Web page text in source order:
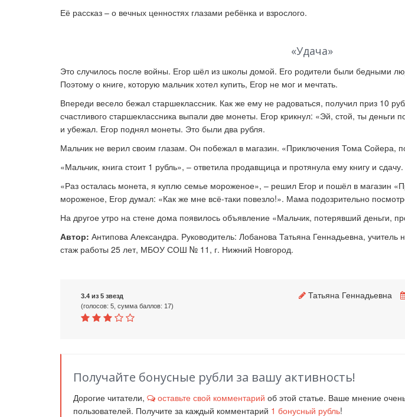
Её рассказ – о вечных ценностях глазами ребёнка и взрослого.
«Удача»
Это случилось после войны. Егор шёл из школы домой. Его родители были бедными
Поэтому о книге, которую мальчик хотел купить, Егор не мог и мечтать.
Впереди весело бежал старшеклассник. Как же ему не радоваться, получил приз 10
счастливого старшеклассника выпали две монеты. Егор крикнул: «Эй, стой, ты деньги
и убежал. Егор поднял монеты. Это были два рубля.
Мальчик не верил своим глазам. Он побежал в магазин. «Приключения Тома Сойера,
«Мальчик, книга стоит 1 рубль», – ответила продавщица и протянула ему книгу и сдачу.
«Раз осталась монета, я куплю семье мороженое», – решил Егор и пошёл в магазин
мороженое, Егор думал: «Как же мне всё-таки повезло!». Мама подозрительно
На другое утро на стене дома появилось объявление «Мальчик, потерявший деньги,
Автор: Антипова Александра. Руководитель: Лобанова Татьяна Геннадьевна, учитель
стаж работы 25 лет, МБОУ СОШ № 11, г. Нижний Новгород.
3.4 из 5 звезд
(голосов: 5, сумма баллов: 17)
Татьяна Геннадьевна
Получайте бонусные рубли за вашу активность!
Дорогие читатели, оставьте свой комментарий об этой статье. Ваше мнение
пользователей. Получите за каждый комментарий 1 бонусный рубль!
Как стать экспертом наших